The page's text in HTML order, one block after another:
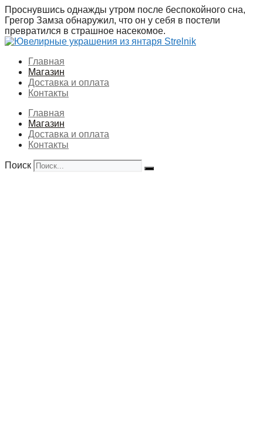
Перейти
к
содержимому
Проснувшись однажды утром после беспокойного сна,
Грегор Замза обнаружил, что он у себя в постели
превратился в страшное насекомое.
Главная
Магазин
Доставка и оплата
Контакты
Главная
Магазин
Доставка и оплата
Контакты
Поиск